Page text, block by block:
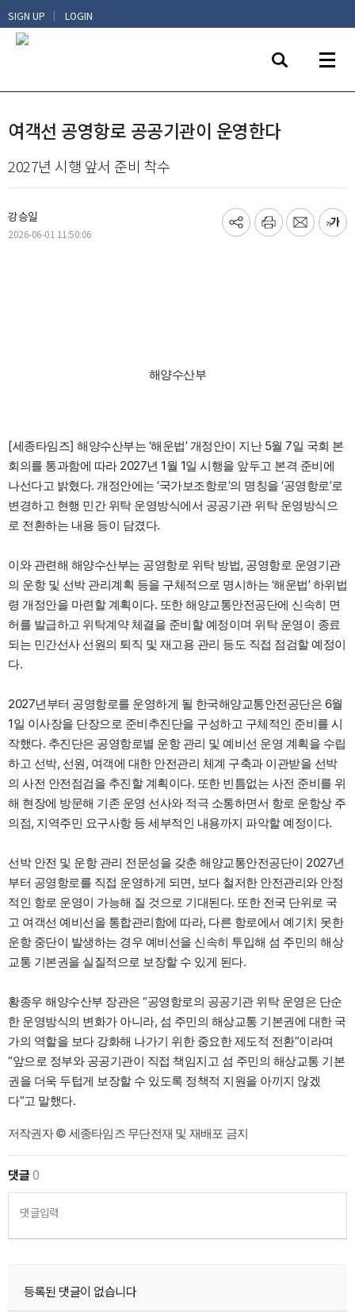
SIGN UP | LOGIN
여객선 공영항로 공공기관이 운영한다
2027년 시행 앞서 준비 착수
강승일
2026-06-01 11:50:06
기
프
메
글
해양수산부
[세종타임즈] 해양수산부는 ‘해운법’ 개정안이 지난 5월 7일 국회 본
회의를 통과함에 따라 2027년 1월 1일 시행을 앞두고 본격 준비에
나선다고 밝혔다. 개정안에는 ‘국가보조항로’의 명칭을 ‘공영항로’로
변경하고 현행 민간 위탁 운영방식에서 공공기관 위탁 운영방식으
로 전환하는 내용 등이 담겼다.
이와 관련해 해양수산부는 공영항로 위탁 방법, 공영항로 운영기관
의 운항 및 선박 관리계획 등을 구체적으로 명시하는 ‘해운법’ 하위법
령 개정안을 마련할 계획이다. 또한 해양교통안전공단에 신속히 면
허를 발급하고 위탁계약 체결을 준비할 예정이며 위탁 운영이 종료
되는 민간선사 선원의 퇴직 및 재고용 관리 등도 직접 점검할 예정이
다.
2027년부터 공영항로를 운영하게 될 한국해양교통안전공단은 6월
1일 이사장을 단장으로 준비추진단을 구성하고 구체적인 준비를 시
작했다. 추진단은 공영항로별 운항 관리 및 예비선 운영 계획을 수립
하고 선박, 선원, 여객에 대한 안전관리 체계 구축과 이관받을 선박
의 사전 안전점검을 추진할 계획이다. 또한 빈틈없는 사전 준비를 위
해 현장에 방문해 기존 운영 선사와 적극 소통하면서 항로 운항상 주
의점, 지역주민 요구사항 등 세부적인 내용까지 파악할 예정이다.
선박 안전 및 운항 관리 전문성을 갖춘 해양교통안전공단이 2027년
부터 공영항로를 직접 운영하게 되면, 보다 철저한 안전관리와 안정
적인 항로 운영이 가능해 질 것으로 기대된다. 또한 전국 단위로 국
고 여객선 예비선을 통합관리함에 따라, 다른 항로에서 예기치 못한
운항 중단이 발생하는 경우 예비선을 신속히 투입해 섬 주민의 해상
교통 기본권을 실질적으로 보장할 수 있게 된다.
황종우 해양수산부 장관은 “공영항로의 공공기관 위탁 운영은 단순
한 운영방식의 변화가 아니라, 섬 주민의 해상교통 기본권에 대한 국
가의 역할을 보다 강화해 나가기 위한 중요한 제도적 전환”이라며
“앞으로 정부와 공공기관이 직접 책임지고 섬 주민의 해상교통 기본
권을 더욱 두텁게 보장할 수 있도록 정책적 지원을 아끼지 않겠
다”고 말했다.
저작권자 © 세종타임즈 무단전재 및 재배포 금지
댓글0
댓글입력
등록된 댓글이 없습니다